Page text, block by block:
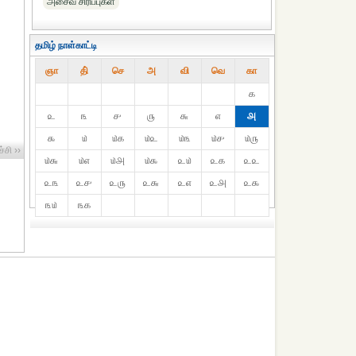
››
தமிழ் நாள்காட்டி
ஞா தி் செ அ வி வெ கா
௧
௨
௩ ௪ ௫ ௬ ௭
௮
௯
௰ ௰௧ ௰௨ ௰௩ ௰௪
௰௫
௰௬
௰௭ ௰௮ ௰௯ ௨௰ ௨௧
௨௨
௨௩
௨௪ ௨௫ ௨௬ ௨௭ ௨௮
௨௯
௩௰
௩௧